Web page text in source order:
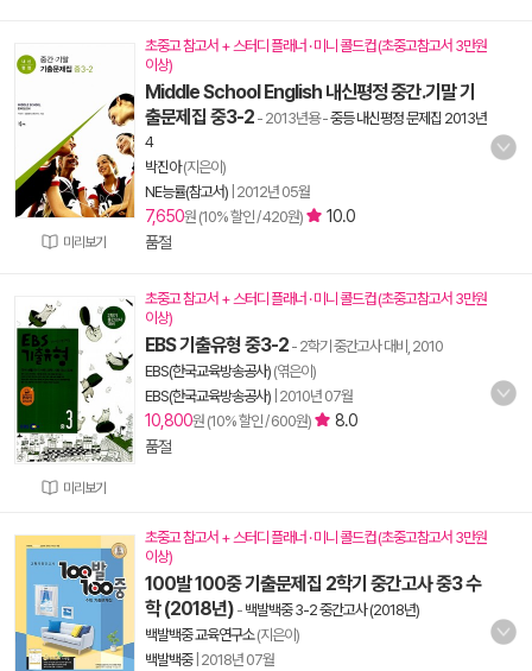
미리보기
초중고 참고서 + 스터디 플래너 · 미니 콜드컵 (초중고참고서 3만원
이상)
Middle School English 내신평정 중간.기말 기
출문제집 중3-2 - 2013년용-중등 내신평정 문제집 2013년
4
박진아(지은이)
NE능률(참고서) 2012년 05월
7,650원 (10% 할인 / 420원)
10.0
품절
미리보기
초중고 참고서 + 스터디 플래너 · 미니 콜드컵 (초중고참고서 3만원
이상)
EBS 기출유형 중3-2 - 2학기 중간고사 대비, 2010
EBS(한국교육방송공사) (엮은이)
EBS(한국교육방송공사) 2010년 07월
10,800원 (10% 할인 / 600원)
8.0
품절
초중고 참고서 + 스터디 플래너 · 미니 콜드컵 (초중고참고서 3만원
이상)
100발 100중 기출문제집 2학기 중간고사 중3 수
학 (2018년) - 백발백중 3-2 중간고사 (2018년)
백발백중 교육연구소(지은이)
백발백중| 2018년 07월